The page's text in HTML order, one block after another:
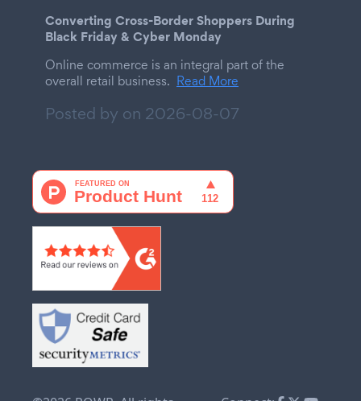
Converting Cross-Border Shoppers During
Black Friday & Cyber Monday
Online commerce is an integral part of the
overall retail business. Read More
Posted by on 2026-08-07